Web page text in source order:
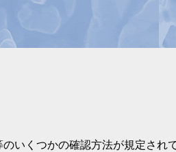
いくつかの確認方法が規定されて